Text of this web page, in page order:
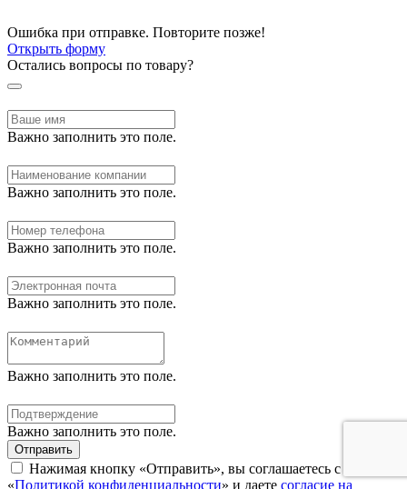
Ошибка при отправке. Повторите позже!
Открыть форму
Остались вопросы по товару?
Важно заполнить это поле.
Важно заполнить это поле.
Важно заполнить это поле.
Важно заполнить это поле.
Важно заполнить это поле.
Важно заполнить это поле.
Отправить
Нажимая кнопку «Отправить», вы соглашаетесь с нашей
«Политикой конфиденциальности» и даете согласие на